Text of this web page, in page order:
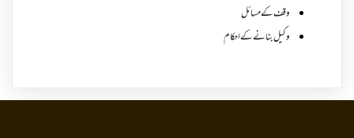
وقف کے مسائل
وکیل بنانے کے احکام